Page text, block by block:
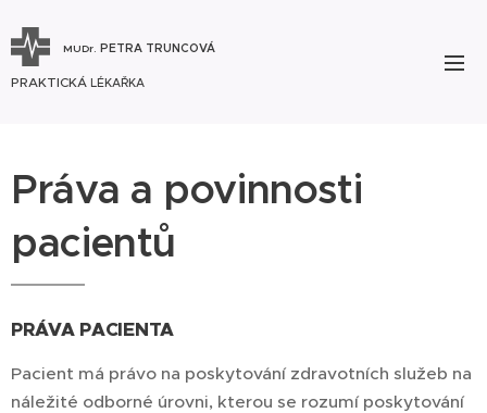
MUDr. PETRA TRUNCOVÁ
PRAKTICKÁ LÉKAŘKA
Práva a povinnosti
pacientů
PRÁVA PACIENTA
Pacient má právo na poskytování zdravotních služeb na
náležité odborné úrovni, kterou se rozumí poskytování